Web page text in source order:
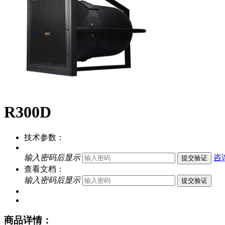
R300D
技术参数：
输入密码后显示 提交验证
咨
查看文档：
输入密码后显示
提交验证
商品详情：